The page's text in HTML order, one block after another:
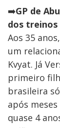
➡️GP de
dos treinos
Aos 35
um
Kvyat. Já
primeiro
brasileira
após
quase 4